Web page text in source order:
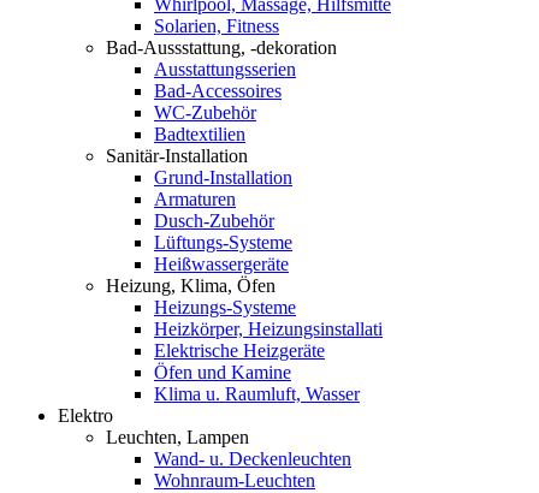
Whirlpool, Massage, Hilfsmitte
Solarien, Fitness
Bad-Aussstattung, -dekoration
Ausstattungsserien
Bad-Accessoires
WC-Zubehör
Badtextilien
Sanitär-Installation
Grund-Installation
Armaturen
Dusch-Zubehör
Lüftungs-Systeme
Heißwassergeräte
Heizung, Klima, Öfen
Heizungs-Systeme
Heizkörper, Heizungsinstallati
Elektrische Heizgeräte
Öfen und Kamine
Klima u. Raumluft, Wasser
Elektro
Leuchten, Lampen
Wand- u. Deckenleuchten
Wohnraum-Leuchten